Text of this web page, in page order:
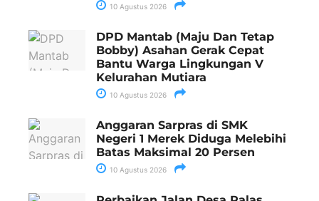
10 Agustus 2026
DPD Mantab (Maju Dan Tetap
Bobby) Asahan Gerak Cepat
Bantu Warga Lingkungan V
Kelurahan Mutiara
10 Agustus 2026
Anggaran Sarpras di SMK
Negeri 1 Merek Diduga Melebihi
Batas Maksimal 20 Persen
10 Agustus 2026